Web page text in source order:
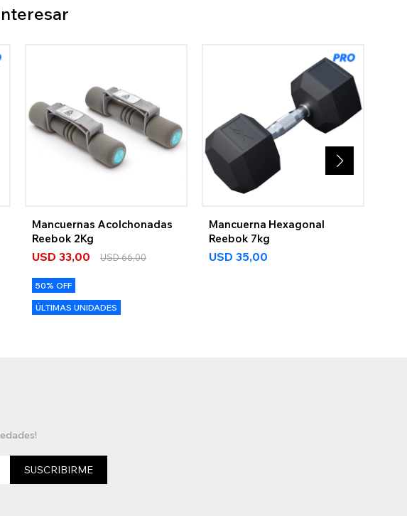
Mancuernas Acolchonadas
Reebok 2Kg
USD 33,00 USD66,00
50% OFF
ÚLTIMAS UNIDADES
Mancuerna Hexagonal
Reebok 7kg
USD 35,00
SUSCRIBIRME